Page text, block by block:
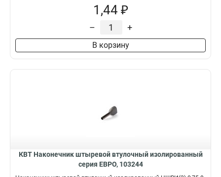
1,44 ₽
– +
В корзину
КВТ Наконечник штыревой втулочный изолированный
серия ЕВРО, 103244